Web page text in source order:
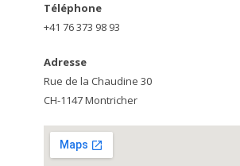
Téléphone
+41 76 373 98 93
Adresse
Rue de la Chaudine 30
CH-1147 Montricher